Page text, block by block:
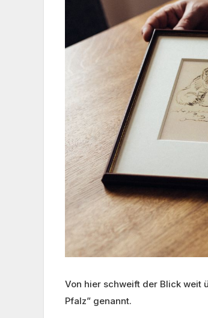
Von hier schweift der Blick weit
Pfalz” genannt.